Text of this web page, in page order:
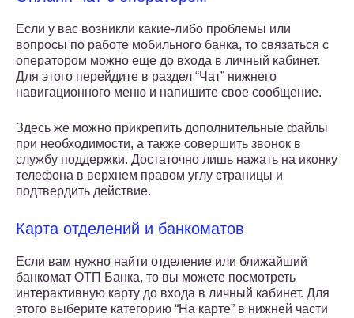
Если у вас возникли какие-либо проблемы или
вопросы по работе мобильного банка, то связаться с
оператором можно еще до входа в личный кабинет.
Для этого перейдите в раздел “Чат” нижнего
навигационного меню и напишите свое сообщение.
Здесь же можно прикрепить дополнительные файлы
при необходимости, а также совершить звонок в
службу поддержки. Достаточно лишь нажать на иконку
телефона в верхнем правом углу страницы и
подтвердить действие.
Карта отделений и банкоматов
Если вам нужно найти отделение или ближайший
банкомат ОТП Банка, то вы можете посмотреть
интерактивную карту до входа в личный кабинет. Для
этого выберите категорию “На карте” в нижней части